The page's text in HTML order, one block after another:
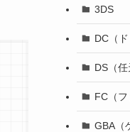
3DS
DC（ド
DS（任
FC（フ
GBA（